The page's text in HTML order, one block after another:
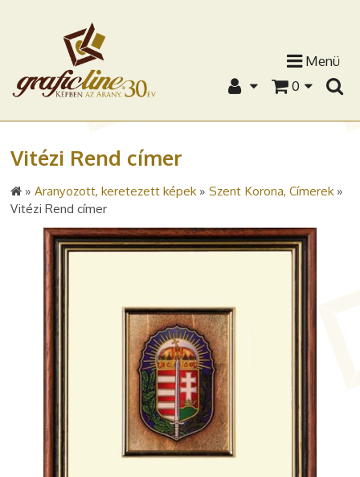
Menü
0
Vitézi Rend címer
» Aranyozott, keretezett képek» Szent Korona, Címerek»
Vitézi Rend címer